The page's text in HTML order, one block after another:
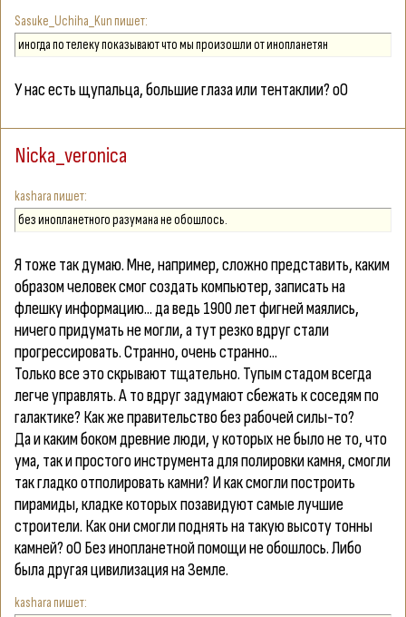
Sasuke_Uchiha_Kun
иногда по телеку показывают что мы произошли от инопланетян
У нас есть щупальца, большие глаза или тентаклии? оО
Nicka_veronica
kashara
без инопланетного разумана не обошлось.
Я тоже так думаю. Мне, например, сложно представить, каким
образом человек смог создать компьютер, записать на
флешку информацию... да ведь 1900 лет фигней маялись,
ничего придумать не могли, а тут резко вдруг стали
прогрессировать. Странно, очень странно...
Только все это скрывают тщательно. Тупым стадом всегда
легче управлять. А то вдруг задумают сбежать к соседям по
галактике? Как же правительство без рабочей силы-то?
Да и каким боком древние люди, у которых не было не то, что
ума, так и простого инструмента для полировки камня, смогли
так гладко отполировать камни? И как смогли построить
пирамиды, кладке которых позавидуют самые лучшие
строители. Как они смогли поднять на такую высоту тонны
камней? оО Без инопланетной помощи не обошлось. Либо
была другая цивилизация на Земле.
kashara